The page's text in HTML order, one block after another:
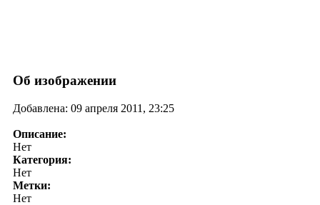
Об изображении
Добавлена: 09 апреля 2011, 23:25
Описание:
Нет
Категория:
Нет
Метки:
Нет